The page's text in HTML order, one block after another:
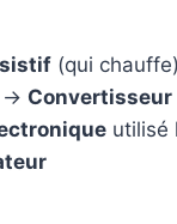
(qui
→ Convertisseur
utilisé